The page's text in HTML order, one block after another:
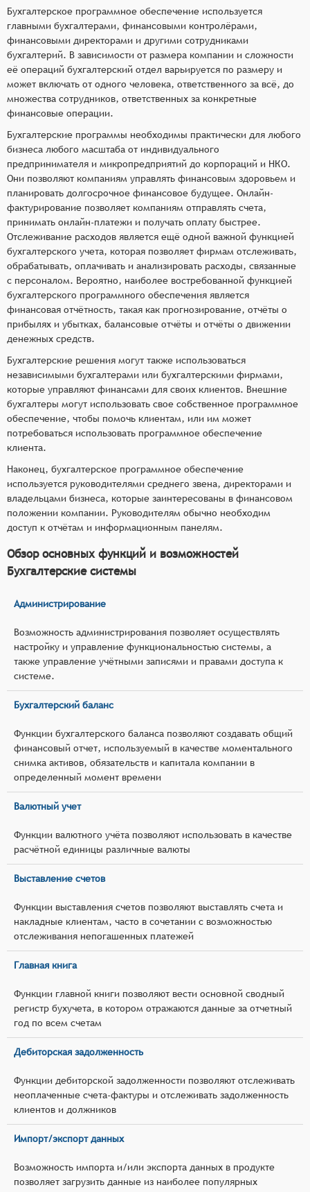
Бухгалтерское программное обеспечение используется
главными бухгалтерами, финансовыми контролёрами,
финансовыми директорами и другими сотрудниками
бухгалтерий. В зависимости от размера компании и сложности
её операций бухгалтерский отдел варьируется по размеру и
может включать от одного человека, ответственного за всё, до
множества сотрудников, ответственных за конкретные
финансовые операции.
Бухгалтерские программы необходимы практически для любого
бизнеса любого масштаба от индивидуального
предпринимателя и микропредприятий до корпораций и НКО.
Они позволяют компаниям управлять финансовым здоровьем и
планировать долгосрочное финансовое будущее. Онлайн-
фактурирование позволяет компаниям отправлять счета,
принимать онлайн-платежи и получать оплату быстрее.
Отслеживание расходов является ещё одной важной функцией
бухгалтерского учета, которая позволяет фирмам отслеживать,
обрабатывать, оплачивать и анализировать расходы, связанные
с персоналом. Вероятно, наиболее востребованной функцией
бухгалтерского программного обеспечения является
финансовая отчётность, такая как прогнозирование, отчёты о
прибылях и убытках, балансовые отчёты и отчёты о движении
денежных средств.
Бухгалтерские решения могут также использоваться
независимыми бухгалтерами или бухгалтерскими фирмами,
которые управляют финансами для своих клиентов. Внешние
бухгалтеры могут использовать свое собственное программное
обеспечение, чтобы помочь клиентам, или им может
потребоваться использовать программное обеспечение
клиента.
Наконец, бухгалтерское программное обеспечение
используется руководителями среднего звена, директорами и
владельцами бизнеса, которые заинтересованы в финансовом
положении компании. Руководителям обычно необходим
доступ к отчётам и информационным панелям.
Обзор основных функций и возможностей
Бухгалтерские системы
Администрирование
Возможность администрирования позволяет осуществлять
настройку и управление функциональностью системы, а
также управление учётными записями и правами доступа к
системе.
Бухгалтерский баланс
Функции бухгалтерского баланса позволяют создавать общий
финансовый отчет, используемый в качестве моментального
снимка активов, обязательств и капитала компании в
определенный момент времени
Валютный учет
Функции валютного учёта позволяют использовать в качестве
расчётной единицы различные валюты
Выставление счетов
Функции выставления счетов позволяют выставлять счета и
накладные клиентам, часто в сочетании с возможностью
отслеживания непогашенных платежей
Главная книга
Функции главной книги позволяют вести основной сводный
регистр бухучета, в котором отражаются данные за отчетный
год по всем счетам
Дебиторская задолженность
Функции дебиторской задолженности позволяют отслеживать
неоплаченные счета-фактуры и отслеживать задолженность
клиентов и должников
Импорт/экспорт данных
Возможность импорта и/или экспорта данных в продукте
позволяет загрузить данные из наиболее популярных